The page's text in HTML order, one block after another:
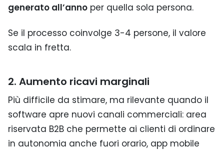
generato all’anno per quella sola persona.
Se il processo coinvolge 3-4 persone, il valore
scala in fretta.
2. Aumento ricavi marginali
Più difficile da stimare, ma rilevante quando il
software apre nuovi canali commerciali: area
riservata B2B che permette ai clienti di ordinare
in autonomia anche fuori orario, app mobile